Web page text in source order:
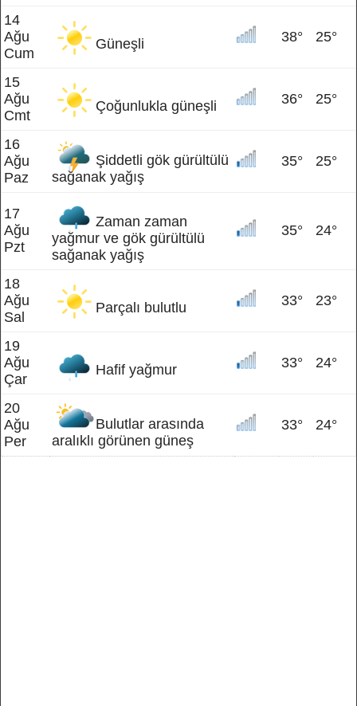
14
Ağu
Cum
Güneşli 38° 25°
15
Ağu
Cmt
Çoğunlukla güneşli 36° 25°
16
Ağu
Paz
Şiddetli gök gürültülü
sağanak yağış
35° 25°
17
Ağu
Pzt
Zaman zaman
yağmur ve gök gürültülü
sağanak yağış
35° 24°
18
Ağu
Sal
Parçalı bulutlu 33° 23°
19
Ağu
Çar
Hafif yağmur 33° 24°
20
Ağu
Per
Bulutlar arasında
aralıklı görünen güneş
33° 24°